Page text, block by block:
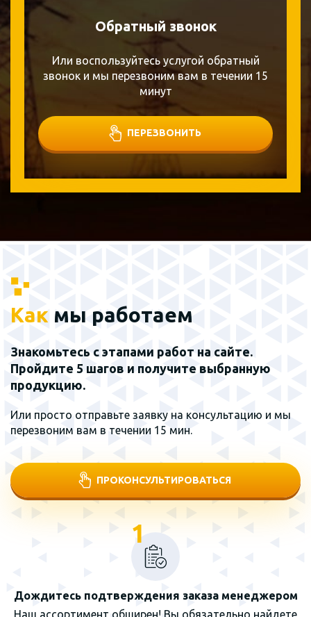
Обратный звонок
Или воспользуйтесь услугой обратный
звонок и мы перезвоним вам в течении 15
минут
ПЕРЕЗВОНИТЬ
Как мы работаем
Знакомьтесь с этапами работ на сайте.
Пройдите 5 шагов и получите выбранную
продукцию.
Или просто отправьте заявку на консультацию и мы
перезвоним вам в течении 15 мин.
ПРОКОНСУЛЬТИРОВАТЬСЯ
1
Дождитесь подтверждения заказа менеджером
Наш ассортимент обширен! Вы обязательно найдете